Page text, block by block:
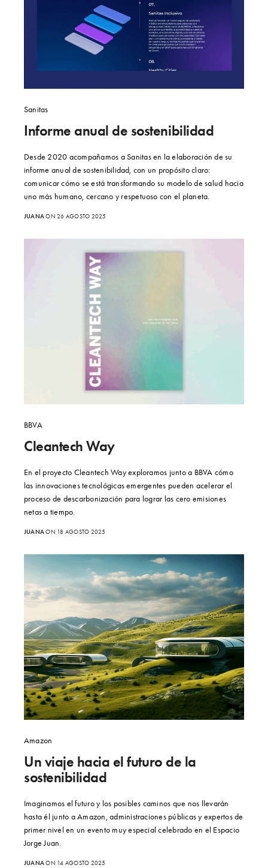
Sanitas
Informe anual de sostenibilidad
Desde 2020 acompañamos a Sanitas en la elaboración de su
informe anual de sostenibilidad, con un propósito claro:
comunicar cómo se está transformando su modelo de salud hacia
uno más humano, cercano y respetuoso con el planeta.
JUANAON 26 AGOSTO 2025
BBVA
Cleantech Way
En el proyecto Cleantech Way exploramos junto a BBVA cómo
las innovaciones tecnológicas emergentes pueden acelerar el
proceso de descarbonización para lograr las cero emisiones
netas a tiempo.
JUANAON 18 AGOSTO 2025
Amazon
Un viaje hacia el futuro de la
sostenibilidad
Imaginamos el futuro y los posibles caminos que nos llevarán
hasta él junto a Amazon, administraciones públicas y expertos de
primer nivel en un evento muy especial celebrado en el Espacio
Jorge Juan.
JUANAON 14 AGOSTO 2025